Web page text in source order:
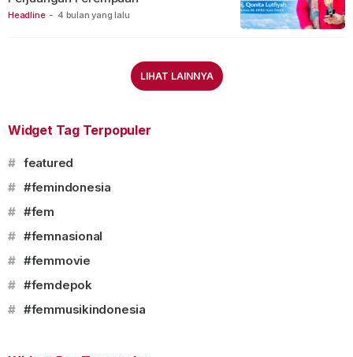
Headline - 4 bulan yang lalu
LIHAT LAINNYA
Widget Tag Terpopuler
# featured
# #femindonesia
# #fem
# #femnasional
# #femmovie
# #femdepok
# #femmusikindonesia